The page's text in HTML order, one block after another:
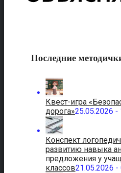
Последние
Квест-игра
дорога»25.05.2026 -
Конспект
развитию навыка
предложения у
классов21.05.2026 -